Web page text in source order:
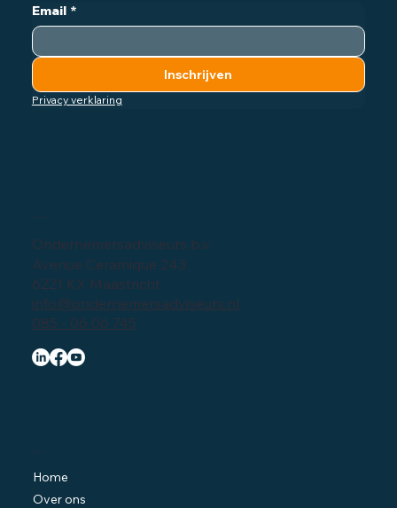
Bedrijfsgegevens
Ondernemersadviseurs b.v.
Avenue Ceramique 243
6221 KX Maastricht
info@ondernemersadviseurs.nl
085 - 06 06 745
Navigatie
Home
Over ons
Email *
Inschrijven
Privacy verklaring